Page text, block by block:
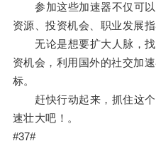
参加这些加速器不仅可以
资源、投资机会、职业发展指
无论是想要扩大人脉，找
资机会，利用国外的社交加
标。
赶快行动起来，抓住这个
速壮大吧！。
#37#